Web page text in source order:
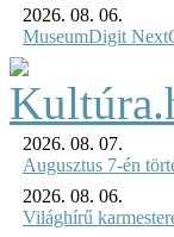
2026. 08. 06.
MuseumDigit
2026. 08. 07.
Augusztus 7-én
2026. 08. 06.
Világhírű